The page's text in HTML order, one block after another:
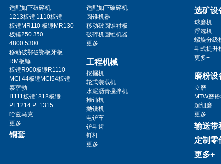
适配如下破碎机
1213板锤 1110板锤
板锤MR110 板锤MR130
板锤250.350
4800.5300
移动破鄂破鄂板牙板
RM板锤
板锤R900板锤R1110
MCI 44板锤MCI54板锤
泰萨勃
I1111板锤1313板锤
PF1214 PF1315
哈兹马克
更多+
铜套
适配如下破碎机
圆锥机器
移动破圆锥衬板
破碎机圆锥机器
更多+
工程机械
挖掘机
轮式装载机
水泥沥青搅拌机
摊铺机
抛铣机
电铲车
铲斗齿
钎杆
更多+
选矿设
球磨机
浮选机
螺旋分级
斗式提升
更多+
磨粉设
立磨
MTW磨
超细磨
更多+
输送带
定制零
更多+